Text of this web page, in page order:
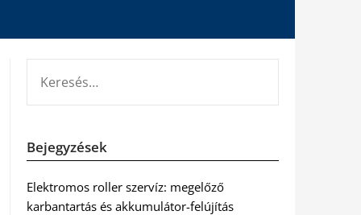
Bejegyzések
Elektromos roller szervíz: megelőző
karbantartás és akkumulátor-felújítás